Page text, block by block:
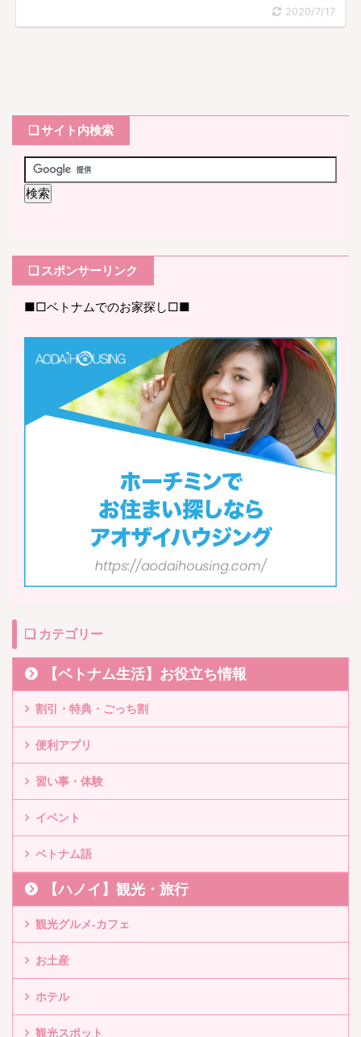
2020/7/17
❏ サイト内検索
❏ スポンサーリンク
■□ベトナムでのお家探し□■
❏ カテゴリー
【ベトナム生活】お役立ち情報
割引・特典・ごっち割
便利アプリ
習い事・体験
イベント
ベトナム語
【ハノイ】観光・旅行
観光グルメ-カフェ
お土産
ホテル
観光スポット